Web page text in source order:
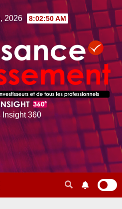
2026 8:02:51 AM
Insight 360